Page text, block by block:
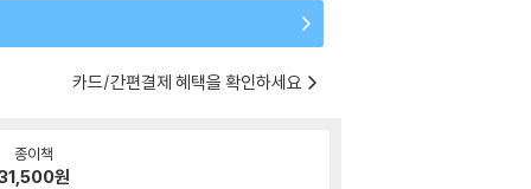
카드/간편결제 혜택을 확인하세요
종이책
원